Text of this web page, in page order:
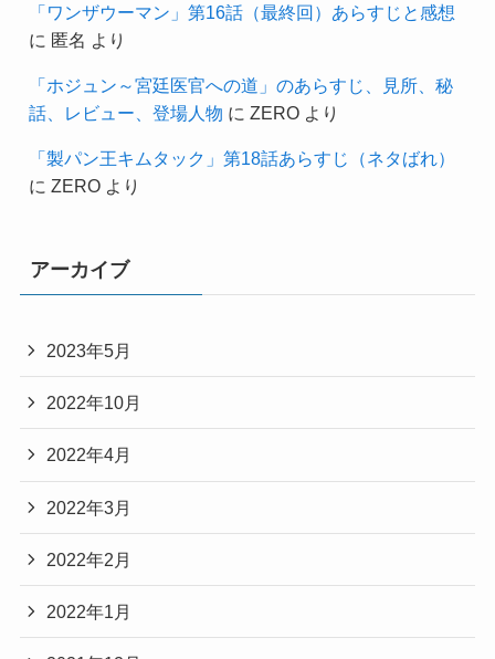
「ワンザウーマン」第16話（最終回）あらすじと感想
に 匿名 より
「ホジュン～宮廷医官への道」のあらすじ、見所、秘
話、レビュー、登場人物 に ZEROより
「製パン王キムタック」第18話あらすじ（ネタばれ）
に ZEROより
アーカイブ
2023年5月
2022年10月
2022年4月
2022年3月
2022年2月
2022年1月